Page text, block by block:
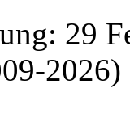
29
2026)